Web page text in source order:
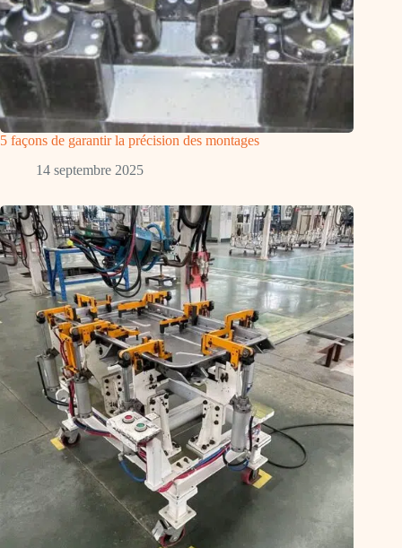
5 façons de garantir la précision des montages
14 septembre 2025